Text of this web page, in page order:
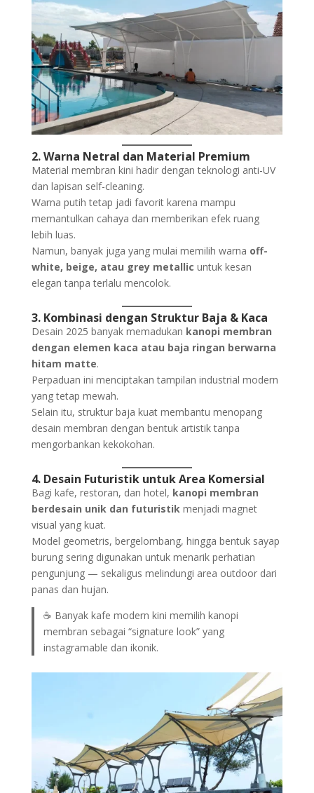
2. Warna Netral dan Material Premium
Material membran kini hadir dengan teknologi anti-UV
dan lapisan self-cleaning.
Warna putih tetap jadi favorit karena mampu
memantulkan cahaya dan memberikan efek ruang
lebih luas.
Namun, banyak juga yang mulai memilih warna off-
white, beige, atau grey metallic untuk kesan
elegan tanpa terlalu mencolok.
3. Kombinasi dengan Struktur Baja & Kaca
Desain 2025 banyak memadukan kanopi membran
dengan elemen kaca atau baja ringan berwarna
hitam matte.
Perpaduan ini menciptakan tampilan industrial modern
yang tetap mewah.
Selain itu, struktur baja kuat membantu menopang
desain membran dengan bentuk artistik tanpa
mengorbankan kekokohan.
4. Desain Futuristik untuk Area Komersial
Bagi kafe, restoran, dan hotel, kanopi membran
berdesain unik dan futuristikmenjadi magnet
visual yang kuat.
Model geometris, bergelombang, hingga bentuk sayap
burung sering digunakan untuk menarik perhatian
pengunjung — sekaligus melindungi area outdoor dari
panas dan hujan.
☕ Banyak kafe modern kini memilih kanopi
membran sebagai “signature look” yang
instagramable dan ikonik.